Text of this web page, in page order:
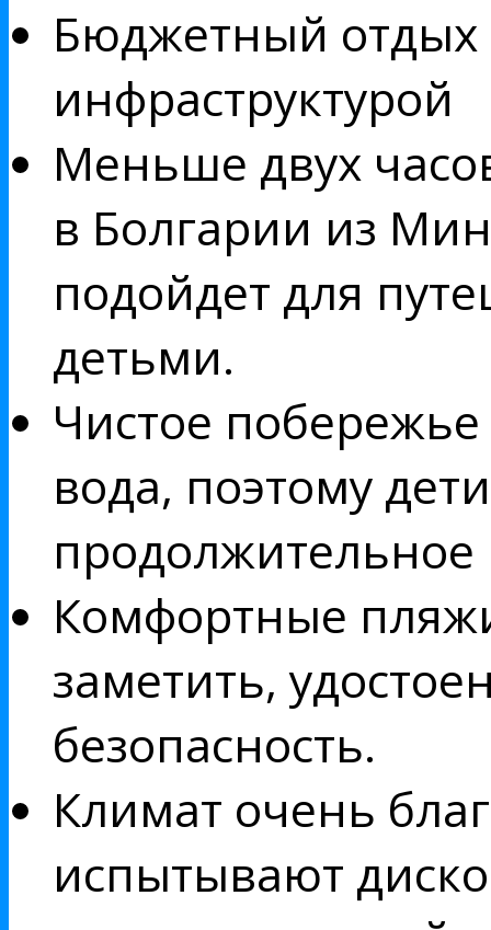
Бюджетный отдых
инфраструктурой
Меньше двух
в Болгарии из
подойдет для
детьми.
Чистое
вода, поэтому
Комфортные
заметить,
безопасность.
Климат очень
испытывают